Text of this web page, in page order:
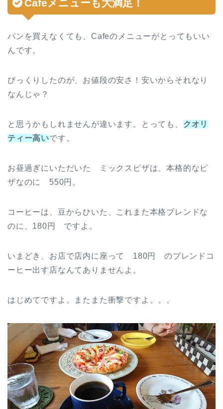
Cafeメニューも大満足！
パンを買えなくても、Cafeのメニューがとってもいい
んです。
びっくりしたのが、お値段の安さ！安いからそれなり
なんじゃ？
と思うかもしれませんが違います。とっても、 クオリ
ティー高いです。
お昼過ぎにいただいた ミックスピザは、本格的なピ
ザなのに 550円。
コーヒーは、豆からひいた、これまた本格ブレンドな
のに、180円 ですよ。
いまどき、お店で店内に座って 180円 のブレンドコ
ーヒー出す店なんてありませんよ。
はじめてですよ。またまた衝撃ですよ。。。